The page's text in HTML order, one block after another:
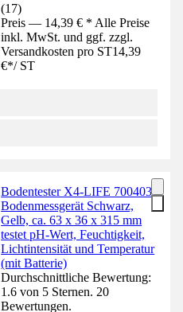
(17)
Preis — 14,39 € * Alle Preise
inkl. MwSt. und ggf. zzgl.
Versandkosten pro ST14,39
€*/ ST
Bodentester X4-LIFE 700403
Bodenmessgerät Schwarz,
Gelb, ca. 63 x 36 x 315 mm
testet pH-Wert, Feuchtigkeit,
Lichtintensität und Temperatur
(mit Batterie)
Durchschnittliche Bewertung:
1.6 von 5 Sternen. 20
Bewertungen.